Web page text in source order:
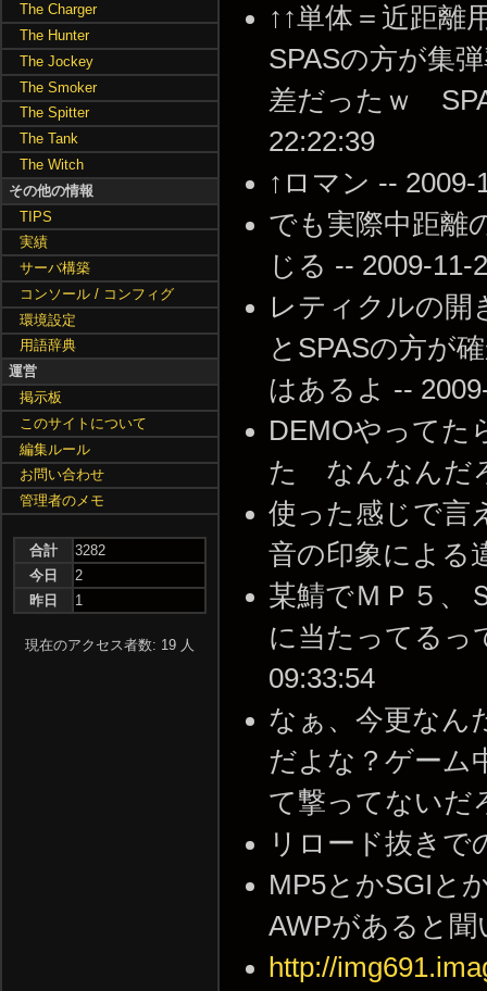
↑↑単体＝近距離
SPASの方が集
差だったｗ
22:22:39
↑ロマン -- 2009-
でも実際中距離
じる -- 2009-11-
レティクルの開
とSPASの方が
はあるよ --
DEMOやってた
た なんなんだ
使った感じで言
音の印象による
某鯖でＭＰ５、
に当たってるっ
09:33:54
なぁ、今更なん
だよな？ゲーム
て撃ってないだ
リロード抜きで
MP5とかSGIと
AWPがあると聞
http://
The Charger
The Hunter
The Jockey
The Smoker
The Spitter
The Tank
The Witch
その他の情報
TIPS
実績
サーバ構築
コンソール / コンフィグ
環境設定
用語辞典
運営
掲示板
このサイトについて
編集ルール
お問い合わせ
管理者のメモ
合計
3282
今日
2
昨日
1
現在のアクセス者数: 19 人